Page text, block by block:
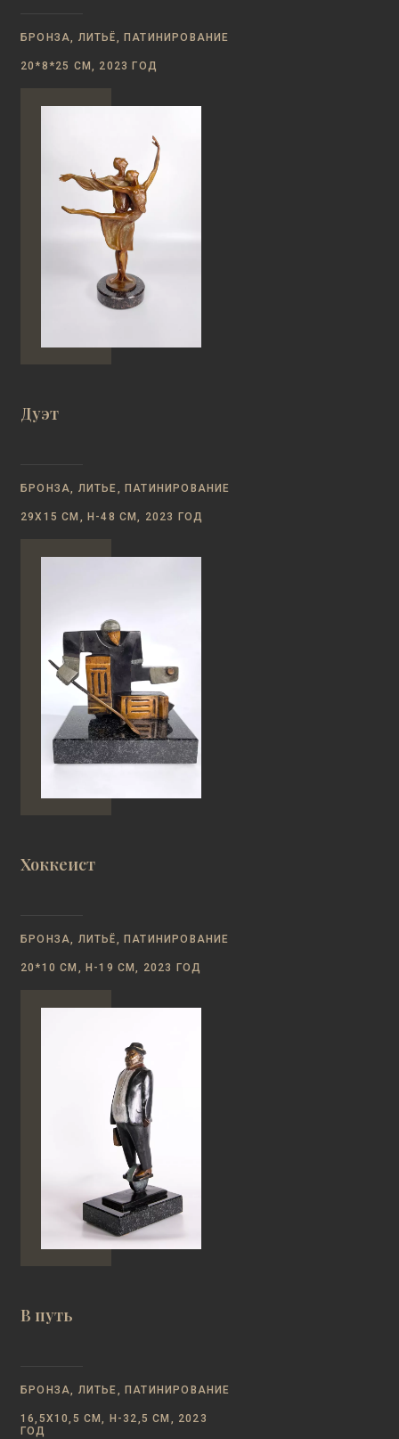
БРОНЗА, ЛИТЬЁ, ПАТИНИРОВАНИЕ
20*8*25 СМ, 2023 ГОД
Дуэт
БРОНЗА, ЛИТЬЕ, ПАТИНИРОВАНИЕ
29Х15 СМ, Н-48 СМ, 2023 ГОД
Хоккеист
БРОНЗА, ЛИТЬЁ, ПАТИНИРОВАНИЕ
20*10 СМ, Н-19 СМ, 2023 ГОД
В путь
БРОНЗА, ЛИТЬЕ, ПАТИНИРОВАНИЕ
16,5Х10,5 СМ, Н-32,5 СМ, 2023
ГОД